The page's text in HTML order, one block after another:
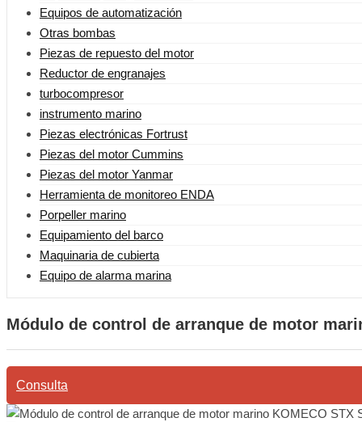
Equipos de automatización
Otras bombas
Piezas de repuesto del motor
Reductor de engranajes
turbocompresor
instrumento marino
Piezas electrónicas Fortrust
Piezas del motor Cummins
Piezas del motor Yanmar
Herramienta de monitoreo ENDA
Porpeller marino
Equipamiento del barco
Maquinaria de cubierta
Equipo de alarma marina
Módulo de control de arranque de motor
Consulta